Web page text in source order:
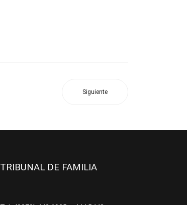
Siguiente
TRIBUNAL DE FAMILIA